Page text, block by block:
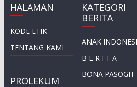
HALAMAN
KODE ETIK
TENTANG KAMI
PROLEKUM
KATEGORI
BERITA
ANAK
B E R I T A
BONA PASOGIT